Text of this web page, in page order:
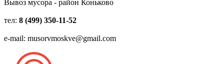
Вывоз мусора - район Коньково
тел: 8 (499) 350-11-52
e-mail: musorvmoskve@gmail.com